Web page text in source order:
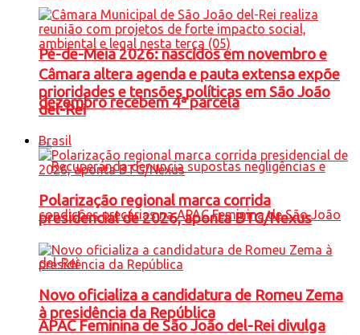
Pé-de-Meia 2026: nascidos em novembro e
dezembro recebem 4ª parcela
APAC Feminina de São João del-Rei divulga
Câmara altera agenda e pauta extensa expõe
prioridades e tensões políticas em São João
del-Rei
Brasil
Polarização regional marca corrida
presidencial de 2026, aponta BTG/Nexus
Novo oficializa a candidatura de Romeu Zema
à presidência da República